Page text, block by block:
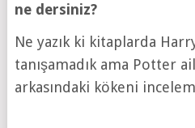
ne dersiniz?
Ne yazık ki kitaplarda
tanışamadık ama Potter
arkasındaki kökeni